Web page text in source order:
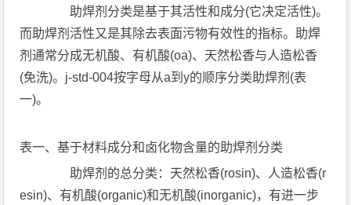
助焊剂分类是基于其活性和成分(它决定活性)。
而助焊剂活性又是其除去表面污物有效性的指标。助焊
剂通常分成无机酸、有机酸(oa)、天然松香与人造松香
(免洗)。j-std-004按字母从a到y的顺序分类助焊剂(表
一)。
表一、基于材料成分和卤化物含量的助焊剂分类
助焊剂的总分类：天然松香(rosin)、人造松香(r
esin)、有机酸(organic)和无机酸(inorganic)，有进一步